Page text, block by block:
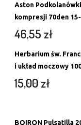
Aston
kompresji 70den
46,55 zł
Herbarium św.
i układ moczowy
15,00 zł
BOIRON Pulsatilla